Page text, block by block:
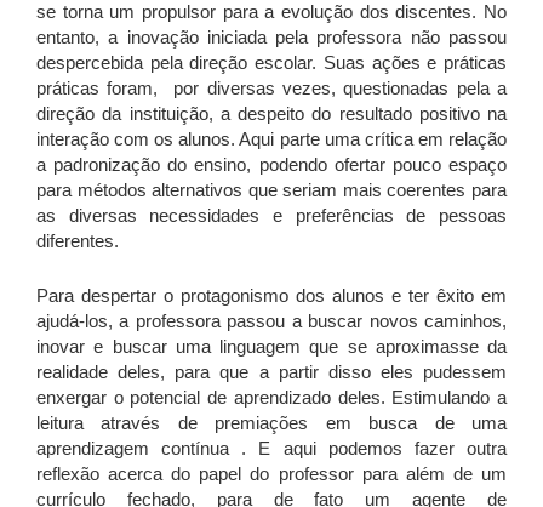
se torna um propulsor para a evolução dos discentes. No
entanto, a inovação iniciada pela professora não passou
despercebida pela direção escolar. Suas ações e práticas
práticas foram, por diversas vezes, questionadas pela a
direção da instituição, a despeito do resultado positivo na
interação com os alunos. Aqui parte uma crítica em relação
a padronização do ensino, podendo ofertar pouco espaço
para métodos alternativos que seriam mais coerentes para
as diversas necessidades e preferências de pessoas
diferentes.
Para despertar o protagonismo dos alunos e ter êxito em
ajudá-los, a professora passou a buscar novos caminhos,
inovar e buscar uma linguagem que se aproximasse da
realidade deles, para que a partir disso eles pudessem
enxergar o potencial de aprendizado deles. Estimulando a
leitura através de premiações em busca de uma
aprendizagem contínua . E aqui podemos fazer outra
reflexão acerca do papel do professor para além de um
currículo fechado, para de fato um agente de